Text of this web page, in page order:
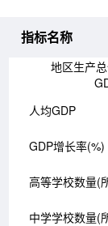
指标名称
地区生产
人均GDP
GDP增长率(%)
高等学校数量(
中学学校数量(